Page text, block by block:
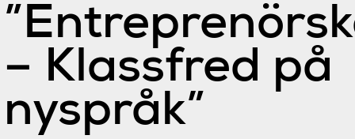
– Klassfred på
nyspråk”